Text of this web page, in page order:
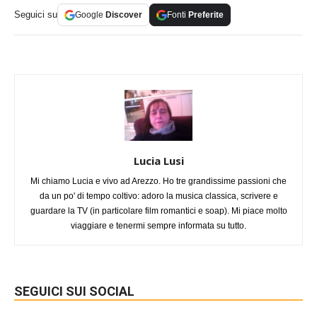
Seguici su Google Discover Fonti Preferite
Lucia Lusi
Mi chiamo Lucia e vivo ad Arezzo. Ho tre grandissime passioni che
da un po' di tempo coltivo: adoro la musica classica, scrivere e
guardare la TV (in particolare film romantici e soap). Mi piace molto
viaggiare e tenermi sempre informata su tutto.
SEGUICI SUI SOCIAL